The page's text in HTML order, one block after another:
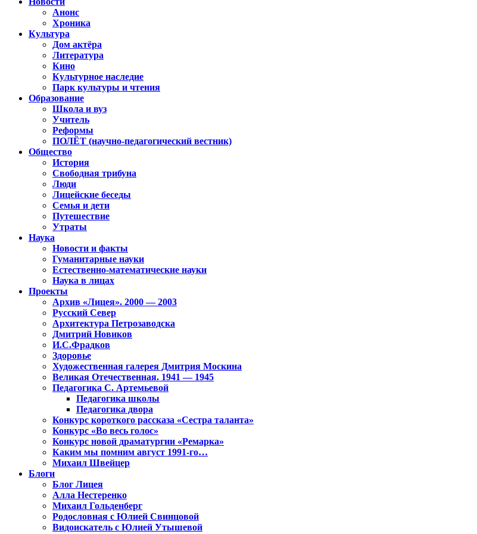
Анонс
Хроника
Культура
Дом актёра
Литература
Кино
Культурное наследие
Парк культуры и чтения
Образование
Школа и вуз
Учитель
Реформы
ПОЛЁТ (научно-педагогический вестник)
Общество
История
Свободная трибуна
Люди
Лицейские беседы
Семья и дети
Путешествие
Утраты
Наука
Новости и факты
Гуманитарные науки
Естественно-математические науки
Наука в лицах
Проекты
Архив «Лицея». 2000 — 2003
Русский Север
Архитектура Петрозаводска
Дмитрий Новиков
И.С.Фрадков
Здоровье
Художественная галерея Дмитрия Москина
Великая Отечественная. 1941 — 1945
Педагогика С. Артемьевой
Педагогика школы
Педагогика двора
Конкурс короткого рассказа «Сестра таланта»
Конкурс «Во весь голос»
Конкурс новой драматургии «Ремарка»
Каким мы помним август 1991-го…
Михаил Швейцер
Блоги
Блог Лицея
Алла Нестеренко
Михаил Гольденберг
Родословная с Юлией Свинцовой
Видоискатель с Юлией Утышевой